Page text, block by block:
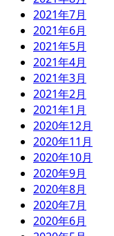
2021年7月
2021年6月
2021年5月
2021年4月
2021年3月
2021年2月
2021年1月
2020年12月
2020年11月
2020年10月
2020年9月
2020年8月
2020年7月
2020年6月